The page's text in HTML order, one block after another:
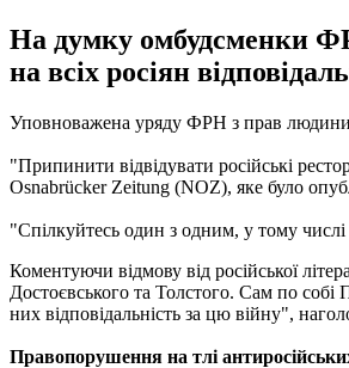
На думку омбудсменки
на всіх росіян
Уповноважена уряду ФРН з прав людини
"Припинити відвідувати російські
Osnabrücker Zeitung (NOZ), яке було
"Спілкуйтесь один з одним, у тому
Коментуючи відмову від російської
Достоєвського та Толстого. Сам по собі
них відповідальність за цю війну",
Правопорушення на тлі